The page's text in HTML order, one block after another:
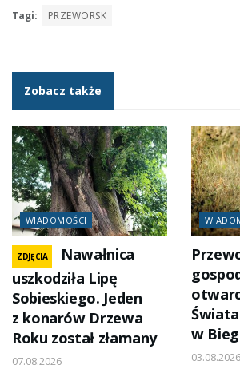
Tagi: PRZEWORSK
Zobacz także
WIADOMOŚCI
ZDJĘCIA
Nawałnica
uszkodziła Lipę
Sobieskiego. Jeden
z konarów Drzewa
Roku został złamany
07.08.2026
w
03.08.2026